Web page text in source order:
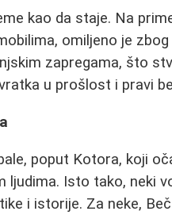
kao da staje. Na
omiljeno je
zapregama, što
u prošlost i pravi
poput Kotora, koji
Isto tako, neki
i istorije. Za neke,